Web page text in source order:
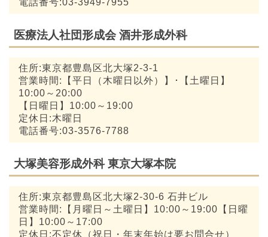
医療法人社団形成会 酒井形成外科
住所:東京都豊島区北大塚2-3-1
営業時間:【平日（木曜日以外）】･【土曜日】
10:00～20:00
【日曜日】10:00～19:00
定休日:木曜日
電話番号:03-3576-7788
大塚美容形成外科 東京大塚本院
住所:東京都豊島区北大塚2-30-6 石井ビル
営業時間:【月曜日～土曜日】10:00～19:00【日曜
日】10:00～17:00
定休日:不定休（祝日・年末年始は要お問合せ）